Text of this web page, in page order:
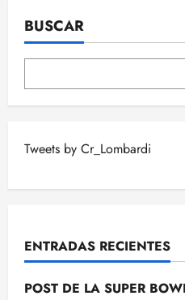
BUSCAR
Tweets by Cr_Lombardi
ENTRADAS RECIENTES
POST DE LA SUPER